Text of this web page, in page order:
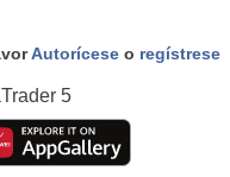
Autorícese o regístrese
5